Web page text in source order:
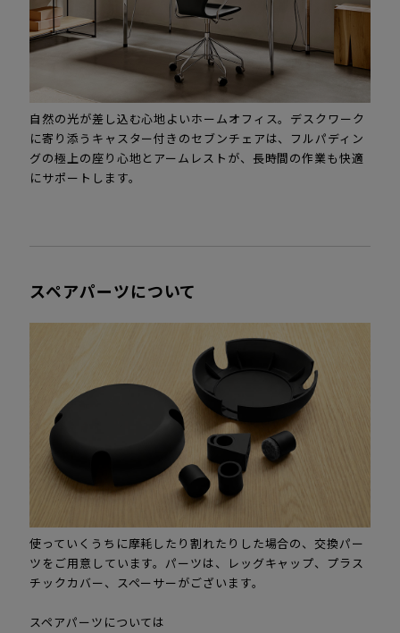
自然の光が差し込む心地よいホームオフィス。デスクワーク
に寄り添うキャスター付きのセブンチェアは、フルパディン
グの極上の座り心地とアームレストが、長時間の作業も快適
にサポートします。
スペアパーツについて
使っていくうちに摩耗したり割れたりした場合の、交換パー
ツをご用意しています。パーツは、レッグキャップ、プラス
チックカバー、スペーサーがございます。
スペアパーツについては